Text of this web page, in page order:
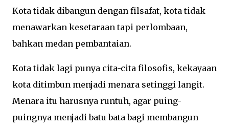
Kota tidak dibangun dengan filsafat, kota tidak
menawarkan kesetaraan tapi perlombaan,
bahkan medan pembantaian.
Kota tidak lagi punya cita-cita filosofis, kekayaan
kota ditimbun menjadi menara setinggi langit.
Menara itu harusnya runtuh, agar puing-
puingnya menjadi batu bata bagi membangun